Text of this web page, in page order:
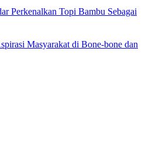
Perkenalkan Topi Bambu Sebagai
Masyarakat di Bone-bone dan